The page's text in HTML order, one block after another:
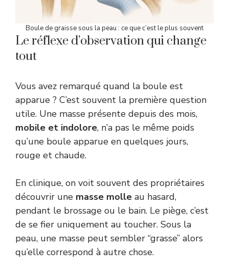
Boule de graisse sous la peau : ce que c’est le plus souvent
Le réflexe d’observation qui change
tout
Vous avez remarqué quand la boule est
apparue ? C’est souvent la première question
utile. Une masse présente depuis des mois,
mobile et indolore, n’a pas le même poids
qu’une boule apparue en quelques jours,
rouge et chaude.
En clinique, on voit souvent des propriétaires
découvrir une masse molle au hasard,
pendant le brossage ou le bain. Le piège, c’est
de se fier uniquement au toucher. Sous la
peau, une masse peut sembler “grasse” alors
qu’elle correspond à autre chose.